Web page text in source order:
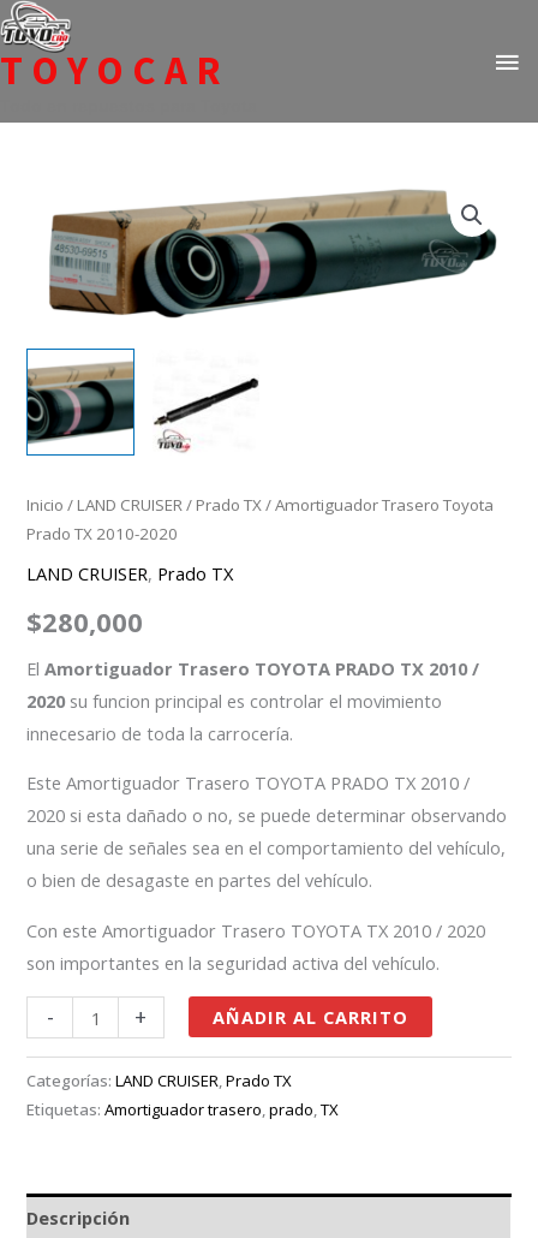
Ir
al
contenido
TOYOCAR
Inicio / LAND CRUISER/ Prado TX/ Amortiguador Trasero Toyota
Prado TX 2010-2020
LAND CRUISER, Prado TX
$280,000
ElAmortiguador Trasero TOYOTA PRADO TX 2010 /
2020 su funcion principal es controlar el movimiento
innecesario de toda la carrocería.
Este Amortiguador Trasero TOYOTA PRADO TX 2010 /
2020 si esta dañado o no, se puede determinar observando
una serie de señales sea en el comportamiento del vehículo,
o bien de desagaste en partes del vehículo.
Con este Amortiguador Trasero TOYOTA TX 2010 / 2020
son importantes en la seguridad activa del vehículo.
-
Trasero
Toyota
Prado
2010-
2020
cantidad
+ AÑADIR AL CARRITO
Categorías:LAND CRUISER,Prado TX
Etiquetas:Amortiguador trasero,prado,TX
Descripción